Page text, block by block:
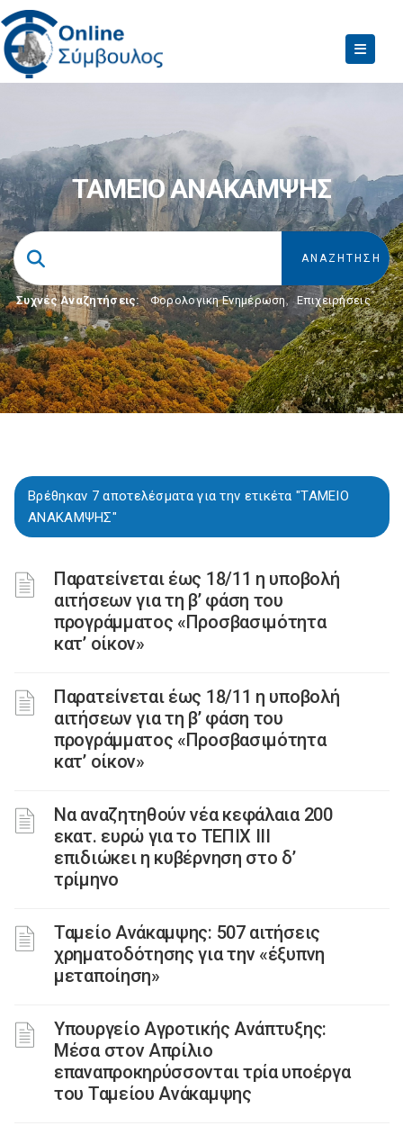
ΤΑΜΕΙΟ ΑΝΑΚΑΜΨΗΣ
Συχνές Αναζητήσεις: Φορολογικη Ενημέρωση, Επιχειρήσεις
Βρέθηκαν 7 αποτελέσματα για την ετικέτα "ΤΑΜΕΙΟ
ΑΝΑΚΑΜΨΗΣ"
Παρατείνεται έως 18/11 η υποβολή
αιτήσεων για τη β’ φάση του
προγράμματος «Προσβασιμότητα
κατ’ οίκον»
Παρατείνεται έως 18/11 η υποβολή
αιτήσεων για τη β’ φάση του
προγράμματος «Προσβασιμότητα
κατ’ οίκον»
Να αναζητηθούν νέα κεφάλαια 200
εκατ. ευρώ για το ΤΕΠΙΧ ΙΙΙ
επιδιώκει η κυβέρνηση στο δ’
τρίμηνο
Ταμείο Ανάκαμψης: 507 αιτήσεις
χρηματοδότησης για την «έξυπνη
μεταποίηση»
Υπουργείο Αγροτικής Ανάπτυξης:
Μέσα στον Απρίλιο
επαναπροκηρύσσονται τρία υποέργα
του Ταμείου Ανάκαμψης